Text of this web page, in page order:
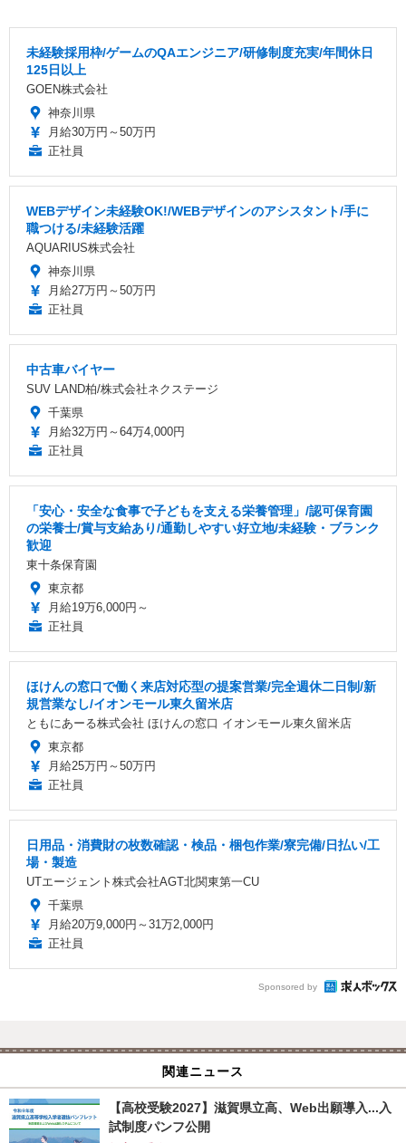
未経験採用枠/ゲームのQAエンジニア/研修制度充実/年間休日
125日以上
GOEN株式会社
神奈川県
月給30万円～50万円
正社員
WEBデザイン未経験OK!/WEBデザインのアシスタント/手に
職つける/未経験活躍
AQUARIUS株式会社
神奈川県
月給27万円～50万円
正社員
中古車バイヤー
SUV LAND柏/株式会社ネクステージ
千葉県
月給32万円～64万4,000円
正社員
「安心・安全な食事で子どもを支える栄養管理」/認可保育園
の栄養士/賞与支給あり/通勤しやすい好立地/未経験・ブランク
歓迎
東十条保育園
東京都
月給19万6,000円～
正社員
ほけんの窓口で働く来店対応型の提案営業/完全週休二日制/新
規営業なし/イオンモール東久留米店
ともにあーる株式会社 ほけんの窓口 イオンモール東久留米店
東京都
月給25万円～50万円
正社員
日用品・消費財の枚数確認・検品・梱包作業/寮完備/日払い/工
場・製造
UTエージェント株式会社AGT北関東第一CU
千葉県
月給20万9,000円～31万2,000円
正社員
Sponsored by
関連ニュース
【高校受験2027】滋賀県立高、Web出願導入...入
試制度パンフ公開